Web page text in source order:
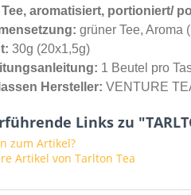
aromatisiert, portioniert/
grüner Tee, Aroma
30g (20x1,5g)
1 Beutel pro
lassen Hersteller: VENTURE
Links zu
zum Artikel?
Artikel von Tarlton Tea